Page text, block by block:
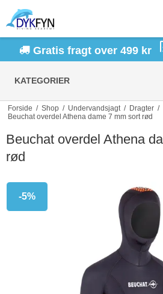
Gratis fragt over 499 kr
KATEGORIER
Forside / Shop / Undervandsjagt / Dragter /
Beuchat overdel Athena dame 7 mm sort rød
Beuchat overdel Athena
rød
-5%